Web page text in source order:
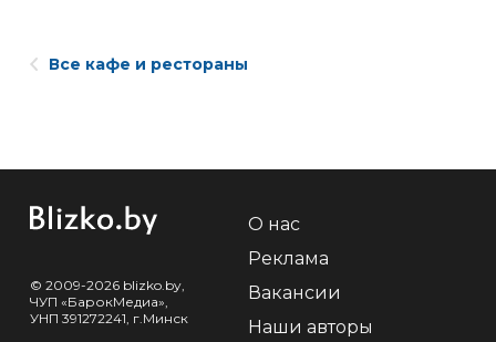
Все кафе и рестораны
© 2009-2026 blizko.by,
ЧУП «БарокМедиа»,
УНП 391272241, г.Минск
О нас
Реклама
Вакансии
Наши авторы